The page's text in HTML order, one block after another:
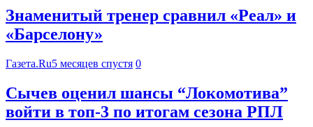
Знаменитый тренер сравнил «Реал» и
«Барселону»
Газета.Ru5 месяцев спустя 0
Сычев оценил шансы “Локомотива”
войти в топ-3 по итогам сезона РПЛ